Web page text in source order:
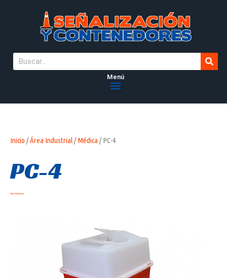
Menú
Inicio /Área Industrial/Médica / PC-4
PC-4
Hay existencias